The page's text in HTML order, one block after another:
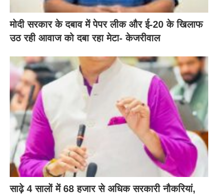
मोदी सरकार के दबाव में पेपर लीक और ई-20 के खिलाफ
उठ रही आवाज को दबा रहा मेटा- केजरीवाल
साढ़े 4 सालों में 68 हजार से अधिक सरकारी नौकरियां,